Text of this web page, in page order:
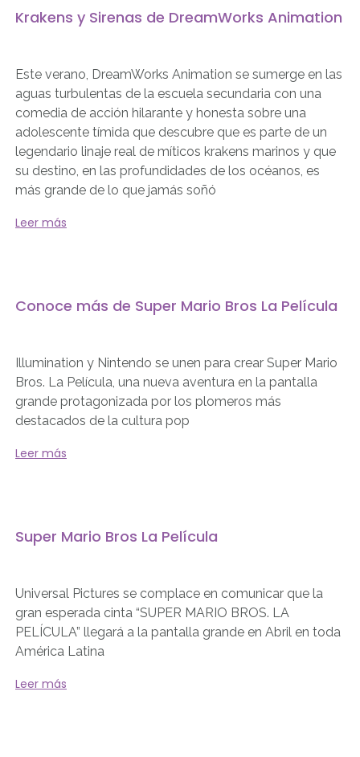
Krakens y Sirenas de DreamWorks Animation
Este verano, DreamWorks Animation se sumerge en las
aguas turbulentas de la escuela secundaria con una
comedia de acción hilarante y honesta sobre una
adolescente tímida que descubre que es parte de un
legendario linaje real de míticos krakens marinos y que
su destino, en las profundidades de los océanos, es
más grande de lo que jamás soñó
Leer más
Conoce más de Super Mario Bros La Película
Illumination y Nintendo se unen para crear Super Mario
Bros. La Película, una nueva aventura en la pantalla
grande protagonizada por los plomeros más
destacados de la cultura pop
Leer más
Super Mario Bros La Película
Universal Pictures se complace en comunicar que la
gran esperada cinta “SUPER MARIO BROS. LA
PELÍCULA” llegará a la pantalla grande en Abril en toda
América Latina
Leer más